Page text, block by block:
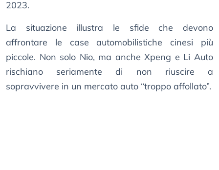
2023.
La situazione illustra le sfide che devono
affrontare le case automobilistiche cinesi più
piccole. Non solo Nio, ma anche Xpeng e Li Auto
rischiano seriamente di non riuscire a
sopravvivere in un mercato auto “troppo affollato”.